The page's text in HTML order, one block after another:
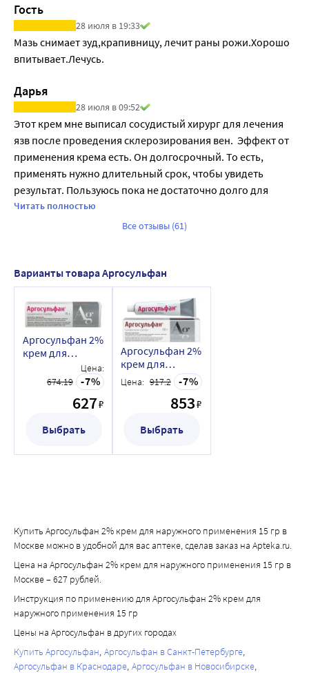
Гость
28 июля в 19:33
Мазь снимает зуд,крапивницу, лечит раны рожи.Хорошо
впитывает.Лечусь.
Дарья
28 июля в 09:52
Этот крем мне выписал сосудистый хирург для лечения
язв после проведения склерозирования вен.  Эффект от
применения крема есть. Он долгосрочный. То есть,
применять нужно длительный срок, чтобы увидеть
результат. Пользуюсь пока не достаточно долго для
подведения резюме, надеюсь, крем поможет☺️🙂‍↕️
Читать полностью
Все отзывы (61)
Варианты товара Аргосульфан
Аргосульфан 2%
крем для
применения 15
Цена:
674.19
7
627₽
Выбрать
Аргосульфан 2%
крем для
наружного
применения 40
Цена: 917.2 7
853₽
Выбрать
Купить Аргосульфан 2% крем для наружного применения 15 гр в
Москве можно в удобной для вас аптеке, сделав заказ на Apteka.ru.
Цена на Аргосульфан 2% крем для наружного применения 15 гр в
Москве – 627 рублей.
Инструкция по применению для Аргосульфан 2% крем для
наружного применения 15 гр
Цены на Аргосульфан в других городах
Купить Аргосульфан Аргосульфан в Санкт-Петербурге
Аргосульфан в Краснодаре Аргосульфан в Новосибирске